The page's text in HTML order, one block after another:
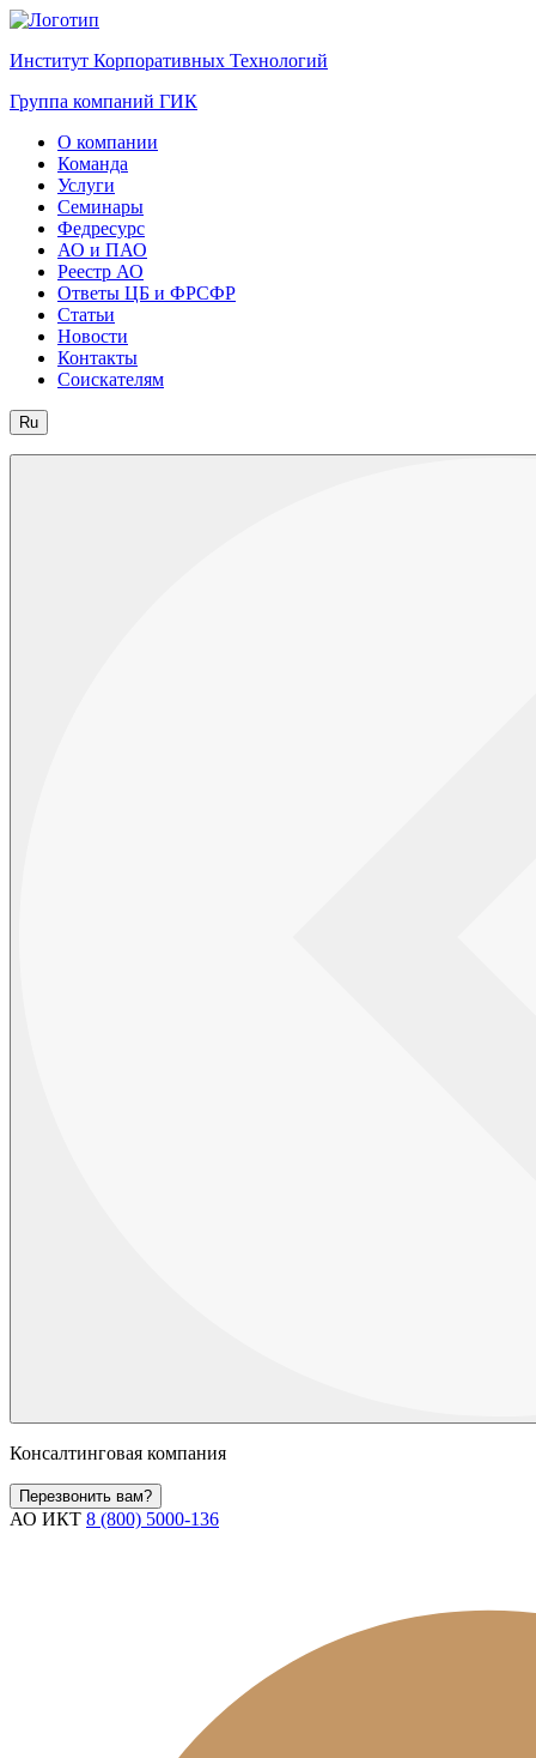
Институт Корпоративных Технологий
Группа компаний ГИК
О компании
Команда
Услуги
Семинары
Федресурс
АО и ПАО
Реестр АО
Ответы ЦБ и ФРСФР
Статьи
Новости
Контакты
Соискателям
Ru
Консалтинговая компания
Перезвонить вам?
АО ИКТ 8 (800) 5000-136